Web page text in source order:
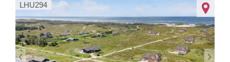
LHU294